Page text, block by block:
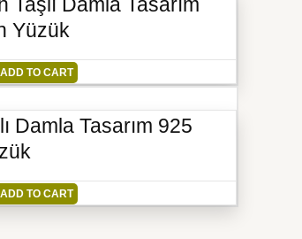
Damla Tasarım
Yüzük
ADD TO CART
Damla Tasarım 925
ADD TO CART